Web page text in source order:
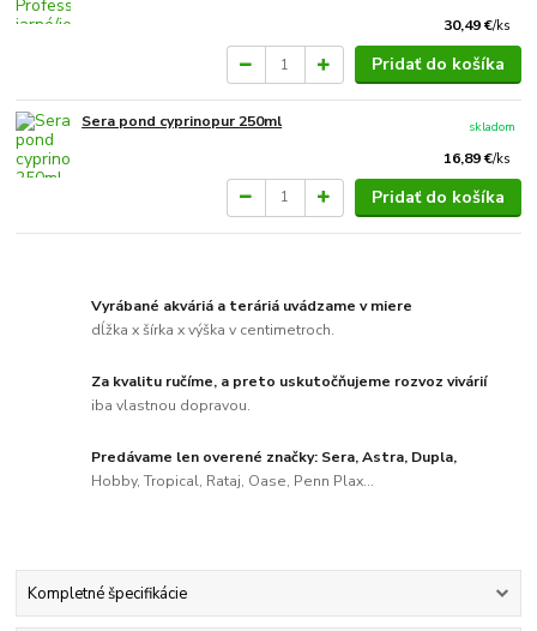
30,49 €/ks
Pridať do košíka
Sera pond cyprinopur 250ml
16,89 €/ks
skladom
Pridať do košíka
Vyrábané akváriá a teráriá uvádzame v miere
dĺžka x šírka x výška v centimetroch.
Za kvalitu ručíme, a preto uskutočňujeme rozvoz vivárií
iba vlastnou dopravou.
Predávame len overené značky: Sera, Astra, Dupla,
Hobby, Tropical, Rataj, Oase, Penn Plax...
Kompletné špecifikácie